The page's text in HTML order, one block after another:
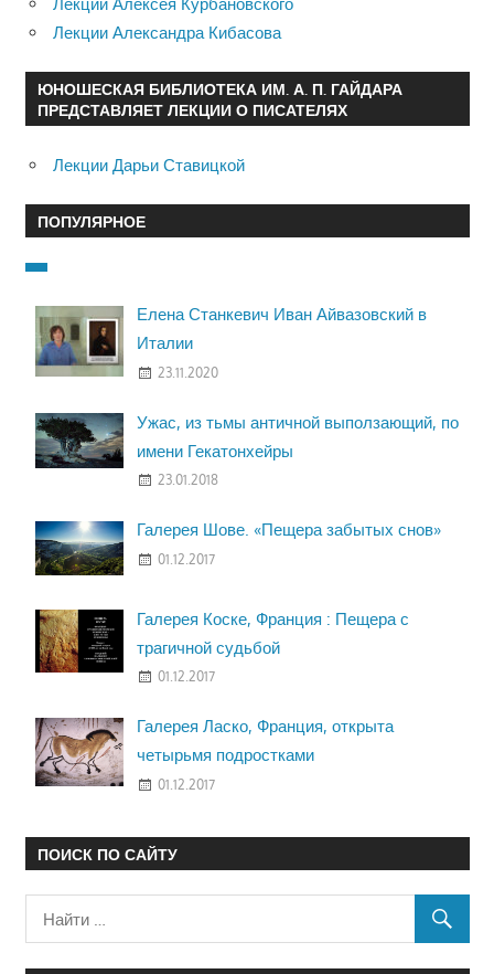
Лекции Александра Кибасова
ЮНОШЕСКАЯ БИБЛИОТЕКА ИМ. А. П. ГАЙДАРА
ПРЕДСТАВЛЯЕТ ЛЕКЦИИ О ПИСАТЕЛЯХ
Лекции Дарьи Ставицкой
ПОПУЛЯРНОЕ
Елена Станкевич Иван Айвазовский в
Италии
23.11.2020
Ужас, из тьмы античной выползающий, по
имени Гекатонхейры
23.01.2018
Галерея Шове. «Пещера забытых снов»
01.12.2017
Галерея Коске, Франция : Пещера с
трагичной судьбой
01.12.2017
Галерея Ласко, Франция, открыта
четырьмя подростками
01.12.2017
ПОИСК ПО САЙТУ